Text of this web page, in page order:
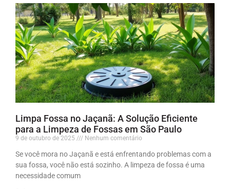
Limpa Fossa no Jaçanã: A Solução Eficiente
para a Limpeza de Fossas em São Paulo
9 de outubro de 2025 Nenhum comentário
Se você mora no Jaçanã e está enfrentando problemas com a
sua fossa, você não está sozinho. A limpeza de fossa é uma
necessidade comum